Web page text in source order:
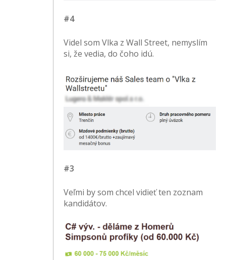
#4
Videl som Vlka z Wall Street, nemyslím
si, že vedia, do čoho idú.
#3
Veľmi by som chcel vidieť ten zoznam
kandidátov.